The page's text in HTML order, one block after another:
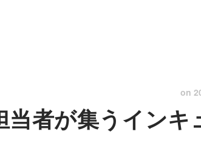
on
当者が集うイン